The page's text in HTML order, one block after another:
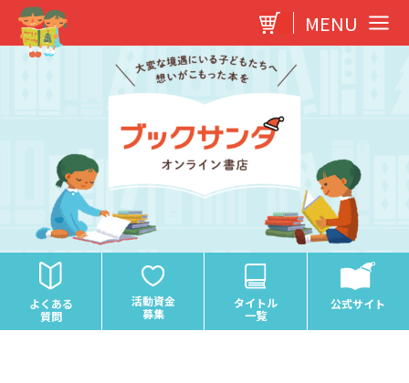
容
MENU
よくある
質問
活動資金
募集
タイトル
一覧
公式サイト